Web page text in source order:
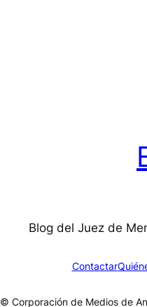
Blog del Juez de
Contactar
© Corporación de Medios de